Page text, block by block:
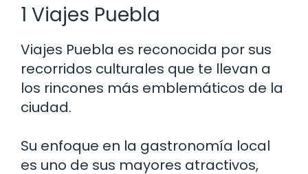
1 Viajes Puebla
Viajes Puebla es reconocida por sus
recorridos culturales que te llevan a
los rincones más emblemáticos de la
ciudad.
Su enfoque en la gastronomía local
es uno de sus mayores atractivos,